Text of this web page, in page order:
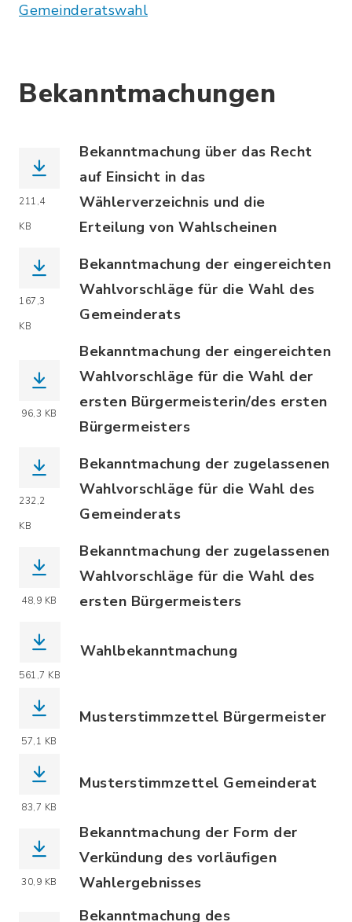
Gemeinderatswahl
Bekanntmachungen
211,4
KB
Bekanntmachung über das Recht
auf Einsicht in das
Wählerverzeichnis und die
Erteilung von Wahlscheinen
167,3
KB
Bekanntmachung der eingereichten
Wahlvorschläge für die Wahl des
Gemeinderats
96,3 KB
Bekanntmachung der eingereichten
Wahlvorschläge für die Wahl der
ersten Bürgermeisterin/des ersten
Bürgermeisters
232,2
KB
Bekanntmachung der zugelassenen
Wahlvorschläge für die Wahl des
Gemeinderats
48,9 KB
Bekanntmachung der zugelassenen
Wahlvorschläge für die Wahl des
ersten Bürgermeisters
561,7 KB
Wahlbekanntmachung
57,1 KB
Musterstimmzettel Bürgermeister
83,7 KB
Musterstimmzettel Gemeinderat
30,9 KB
Bekanntmachung der Form der
Verkündung des vorläufigen
Wahlergebnisses
(Dateiname:
Bekanntmachung des